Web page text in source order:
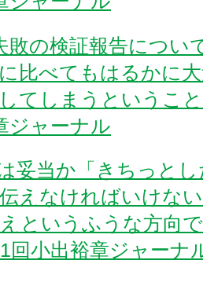
敗の検証報告につい
比べてもはるかに
てしまうというこ
ジャーナル
妥当か「きちっと
えなければいけな
というふうな方向
回小出裕章ジャーナ